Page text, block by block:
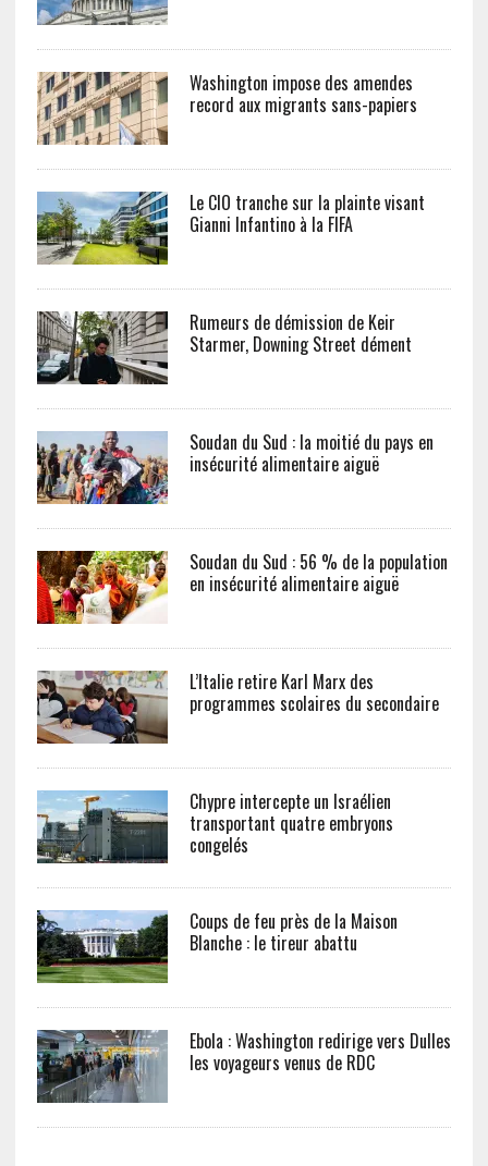
Washington impose des amendes
record aux migrants sans-papiers
Le CIO tranche sur la plainte visant
Gianni Infantino à la FIFA
Rumeurs de démission de Keir
Starmer, Downing Street dément
Soudan du Sud : la moitié du pays en
insécurité alimentaire aiguë
Soudan du Sud : 56 % de la population
en insécurité alimentaire aiguë
L’Italie retire Karl Marx des
programmes scolaires du secondaire
Chypre intercepte un Israélien
transportant quatre embryons
congelés
Coups de feu près de la Maison
Blanche : le tireur abattu
Ebola : Washington redirige vers Dulles
les voyageurs venus de RDC